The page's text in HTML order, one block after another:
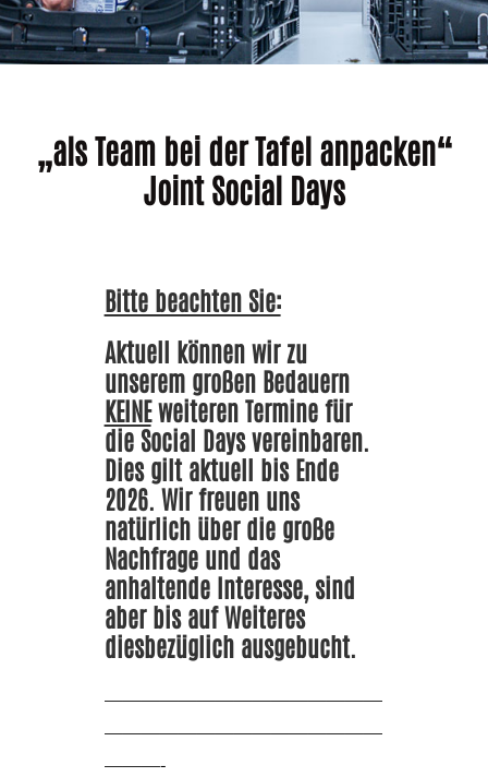
„als Team bei der Tafel anpacken“
Joint Social Days
Bitte beachten Sie:
Aktuell können wir zu
unserem großen Bedauern
KEINEweiteren Termine für
die Social Days vereinbaren.
Dies gilt aktuell bis Ende
2026. Wir freuen uns
natürlich über die große
Nachfrage und das
anhaltende Interesse, sind
aber bis auf Weiteres
diesbezüglich ausgebucht.
———————————————
———————————————
———-